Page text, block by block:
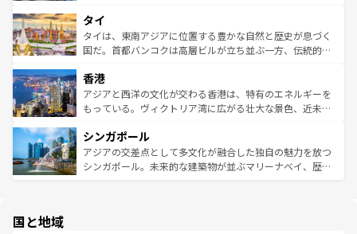
リティに包まれながら、韓国の多彩な魅力を心ゆくまで味
わってみてほしい。 なお、新着の韓国情報はコンテンツ一
覧を参照してほしい。
急速な発展と共に伝統が息づく。ハノイの古い町並みやホ
ーチミン市のフランス統治時代の建物も、独特の雰囲気を
醸し出している。また、バラエティの豊かさとおいしさで
とつ。フォーやバインミー、ベトナムコーヒーなどは、ぜ
ひ現地で味わいたい。どの地域を訪れてもあたたかい人々
が旅行者を迎えてくれるので、きっと忘れられない旅にな
参照してほしい。
タイ
タイは、東南アジアに位置する豊かな自然と歴史が息づく
国だ。首都バンコクは高層ビルが立ち並ぶ一方、伝統的な
の活気が交差している。北部ではチェンマイなどの山岳地
帯で自然と触れ合い、南部ではプーケットやクラビの美し
いビーチでリゾート気分を楽しむことができる。タイ料理
激する。気候は一年中温暖で、どの季節にも異なる楽しみ
が待っている。親しみやすいタイの人々、仏教を中心とし
た文化、そして多様な観光資源が、訪れる旅人を魅了し続
香港
アジアと西洋の文化が交わる香港は、特有のエネルギーを
もっている。ヴィクトリア湾に広がる壮大な景色、近未来
み、どこを訪れても感動するはず。観光スポットが密集し
ており、効率よく見どころを回れるのも魅力。息をのむよ
うな絶景から文化的な体験まで、香港を存分に楽しみ尽く
シンガポール
アジアの交差点として多文化が融合した独自の魅力を放つ
シンガポール。未来的な建築物が並ぶマリーナベイ、歴史
国と地域